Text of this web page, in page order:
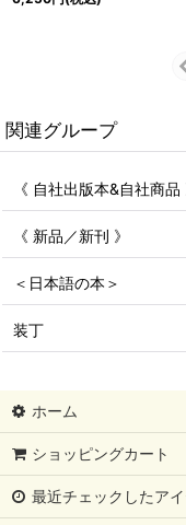
関連グループ
《 自社出版本&自社商品
《 新品／新刊 》
＜日本語の本＞
装丁
ホーム
ショッピングカート
最近チェックしたア